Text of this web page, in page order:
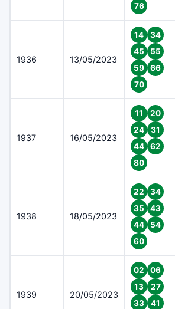
76
1936 13/05/2023
14
34
45
55
59
66
70
1937 16/05/2023
11
20
24
31
44
62
80
1938 18/05/2023
22
34
35
43
44
54
60
1939 20/05/2023
02
06
13
27
33
41